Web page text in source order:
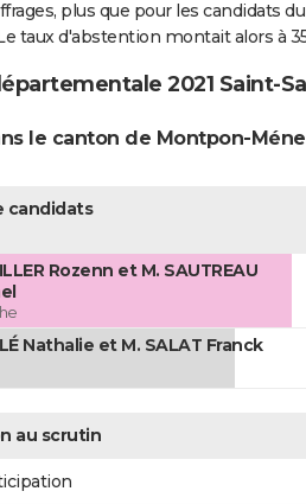
plus que pour les candidats
taux d'abstention montait alors à
2021 Saint-
le canton de Montpon-
candidats
Rozenn et M. SAUTREAU
Nathalie et M. SALAT Franck
au scrutin